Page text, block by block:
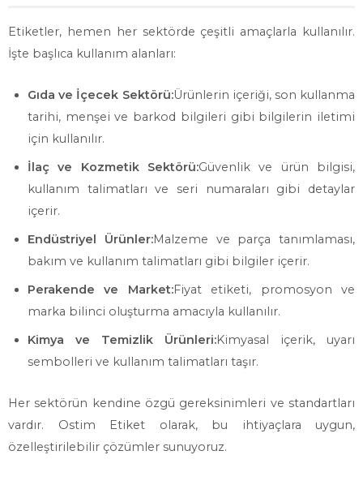
Etiketler, hemen her sektörde çeşitli amaçlarla kullanılır.
İşte başlıca kullanım alanları:
Gıda ve İçecek Sektörü:Ürünlerin içeriği, son kullanma
tarihi, menşei ve barkod bilgileri gibi bilgilerin iletimi
için kullanılır.
İlaç ve Kozmetik Sektörü:Güvenlik ve ürün bilgisi,
kullanım talimatları ve seri numaraları gibi detaylar
içerir.
Endüstriyel Ürünler:Malzeme ve parça tanımlaması,
bakım ve kullanım talimatları gibi bilgiler içerir.
Perakende ve Market:Fiyat etiketi, promosyon ve
marka bilinci oluşturma amacıyla kullanılır.
Kimya ve Temizlik Ürünleri:Kimyasal içerik, uyarı
sembolleri ve kullanım talimatları taşır.
Her sektörün kendine özgü gereksinimleri ve standartları
vardır. Ostim Etiket olarak, bu ihtiyaçlara uygun,
özelleştirilebilir çözümler sunuyoruz.